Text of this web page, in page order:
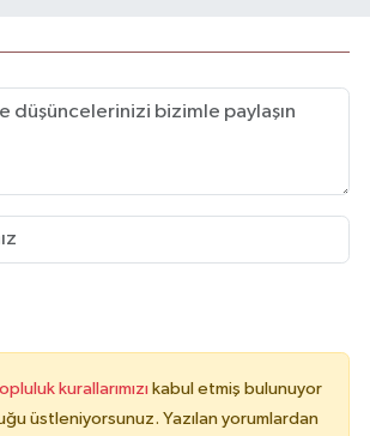
kurallarımızı kabul etmiş bulunuyor
üstleniyorsunuz. Yazılan yorumlardan